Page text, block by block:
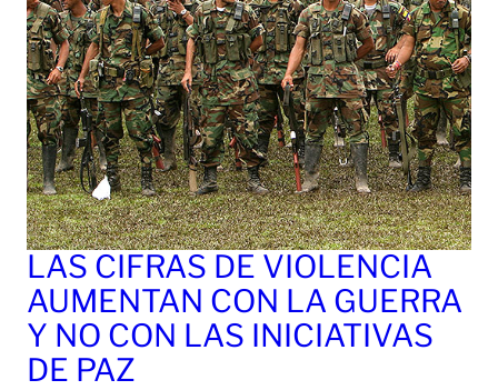
LAS CIFRAS DE VIOLENCIA
AUMENTAN CON LA GUERRA
Y NO CON LAS INICIATIVAS
DE PAZ